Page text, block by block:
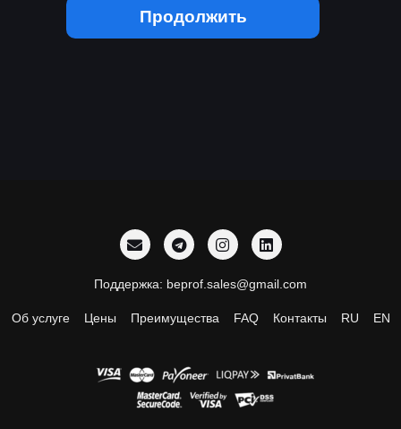
Поддержка: beprof.sales@gmail.com
Об услуге Цены Преимущества FAQ Контакты RU EN